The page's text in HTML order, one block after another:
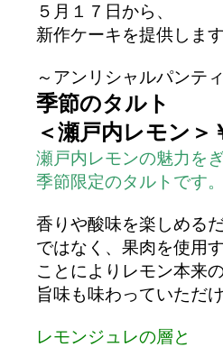
５月１７日から、
新作ケーキを提供します
～アンリシャルパンテ
季節のタルト
＜瀬戸内レモン＞
瀬戸内レモンの魅力を
季節限定のタルトです。
香りや酸味を楽しめる
ではなく、果肉を使用
ことによりレモン本来
旨味も味わっていただ
レモンジュレの層と